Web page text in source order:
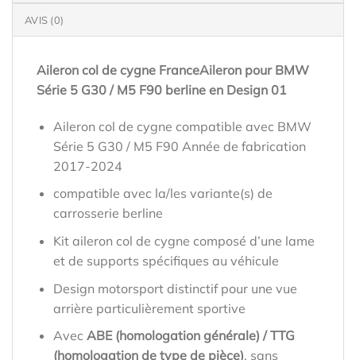
AVIS (0)
Aileron col de cygne FranceAileron pour BMW
Série 5 G30 / M5 F90 berline en Design 01
Aileron col de cygne compatible avec BMW
Série 5 G30 / M5 F90 Année de fabrication
2017-2024
compatible avec la/les variante(s) de
carrosserie berline
Kit aileron col de cygne composé d’une lame
et de supports spécifiques au véhicule
Design motorsport distinctif pour une vue
arrière particulièrement sportive
Avec ABE (homologation générale) / TTG
(homologation de type de pièce), sans